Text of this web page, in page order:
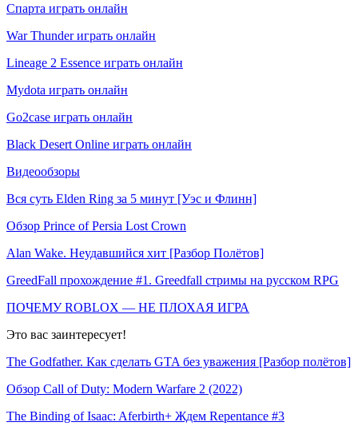
Спарта играть онлайн
War Thunder играть онлайн
Lineage 2 Essence играть онлайн
Mydota играть онлайн
Go2case играть онлайн
Black Desert Online играть онлайн
Видеообзоры
Вся суть Elden Ring за 5 минут [Уэс и Флинн]
Обзор Prince of Persia Lost Crown
Alan Wake. Неудавшийся хит [Разбор Полётов]
GreedFall прохождение #1. Greedfall стримы на русском RPG
ПОЧЕМУ ROBLOX — НЕ ПЛОХАЯ ИГРА
Это вас заинтересует!
The Godfather. Как сделать GTA без уважения [Разбор полётов]
Обзор Call of Duty: Modern Warfare 2 (2022)
The Binding of Isaac: Aferbirth+ Ждем Repentance #3